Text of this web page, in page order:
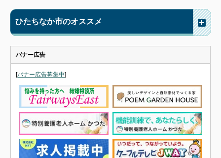
ひたちなか市のオススメ
バナー広告
[バナー広告募集中]